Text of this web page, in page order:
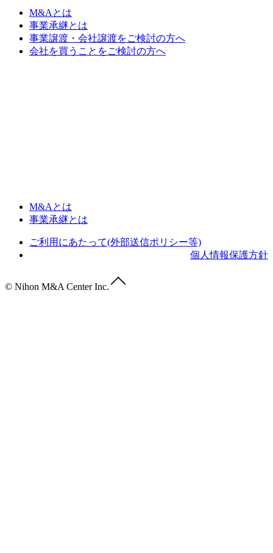
M&Aとは
事業承継とは
事業譲渡・会社譲渡をご検討の方へ
会社を買うことをご検討の方へ
M&Aとは
事業承継とは
ご利用にあたって(外部送信ポリシー等)
個人情報保護方針
© Nihon M&A Center Inc.